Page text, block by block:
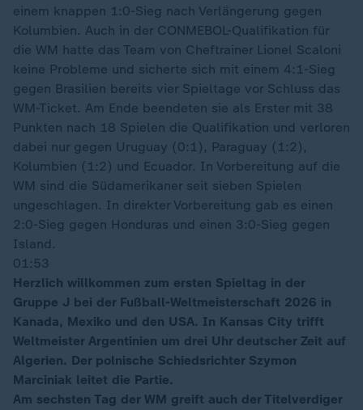
einem knappen 1:0-Sieg nach Verlängerung gegen
Kolumbien. Auch in der CONMEBOL-Qualifikation für
die WM hatte das Team von Cheftrainer Lionel Scaloni
keine Probleme und sicherte sich mit einem 4:1-Sieg
gegen Brasilien bereits vier Spieltage vor Schluss das
WM-Ticket. Am Ende beendeten sie als Erster mit 38
Punkten nach 18 Spielen die Qualifikation und verloren
dabei nur gegen Uruguay (0:1), Paraguay (1:2),
Kolumbien (1:2) und Ecuador. In Vorbereitung auf die
WM sind die Südamerikaner seit sieben Spielen
ungeschlagen. In direkter Vorbereitung gab es einen
2:0-Sieg gegen Honduras und einen 3:0-Sieg gegen
Island.
01:53
Herzlich willkommen zum ersten Spieltag in der
Gruppe J bei der Fußball-Weltmeisterschaft 2026 in
Kanada, Mexiko und den USA. In Kansas City trifft
Weltmeister Argentinien um drei Uhr deutscher Zeit auf
Algerien. Der polnische Schiedsrichter Szymon
Marciniak leitet die Partie.
Am sechsten Tag der WM greift auch der Titelverdiger